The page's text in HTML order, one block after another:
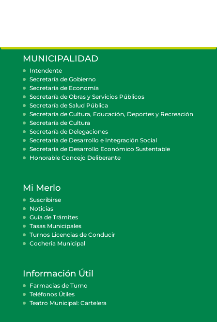
MUNICIPALIDAD
Intendente
Secretaría de Gobierno
Secretaría de Economía
Secretaría de Obras y Servicios Públicos
Secretaría de Salud Pública
Secretaría de Cultura, Educación, Deportes y Recreación
Secretaría de Cultura
Secretaría de Delegaciones
Secretaría de Desarrollo e Integración Social
Secretaría de Desarrollo Económico Sustentable
Honorable Concejo Deliberante
Mi Merlo
Suscribirse
Noticias
Guía de Trámites
Tasas Municipales
Turnos Licencias de Conducir
Cocheria Municipal
Información Útil
Farmacias de Turno
Teléfonos Útiles
Teatro Municipal: Cartelera